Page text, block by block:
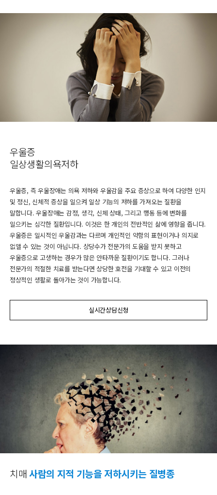
우울증
일상생활의욕저하
우울증, 즉 우울장애는 의욕 저하와 우울감을 주요 증상으로 하여 다양한 인지
및 정신, 신체적 증상을 일으켜 일상 기능의 저하를 가져오는 질환을
말합니다. 우울장애는 감정, 생각, 신체 상태, 그리고 행동 등에 변화를
일으키는 심각한 질환입니다. 이것은 한 개인의 전반적인 삶에 영향을 줍니다.
우울증은 일시적인 우울감과는 다르며 개인적인 약함의 표현이거나 의지로
없앨 수 있는 것이 아닙니다. 상당수가 전문가의 도움을 받지 못하고
우울증으로 고생하는 경우가 많은 안타까운 질환이기도 합니다. 그러나
전문가의 적절한 치료를 받는다면 상당한 호전을 기대할 수 있고 이전의
정상적인 생활로 돌아가는 것이 가능합니다.
실시간상담신청
치매사람의 지적 기능을 저하시키는 질병종